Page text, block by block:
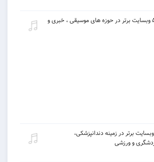
معرفی ۵ وبسایت برتر در حوزه های موسیقی ، خبری و
معرفی ۵ وبسایت برتر در زمینه دندانپزشکی،
و ورزشی